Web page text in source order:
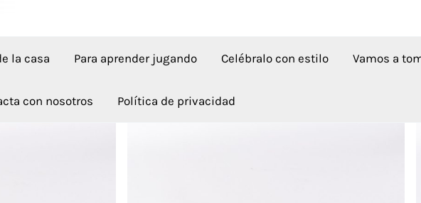
la casa Para aprender jugando Celébralo con estilo Vamos a
con nosotros Política de privacidad